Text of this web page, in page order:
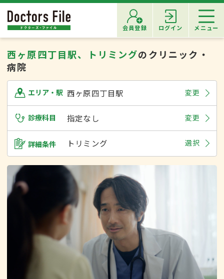
会員登録 ログイン メニュー
西ヶ原四丁目駅、トリミングのクリニック・
病院
エリア・駅 西ヶ原四丁目駅 変更
診療科目 指定なし 変更
詳細条件 トリミング 選択